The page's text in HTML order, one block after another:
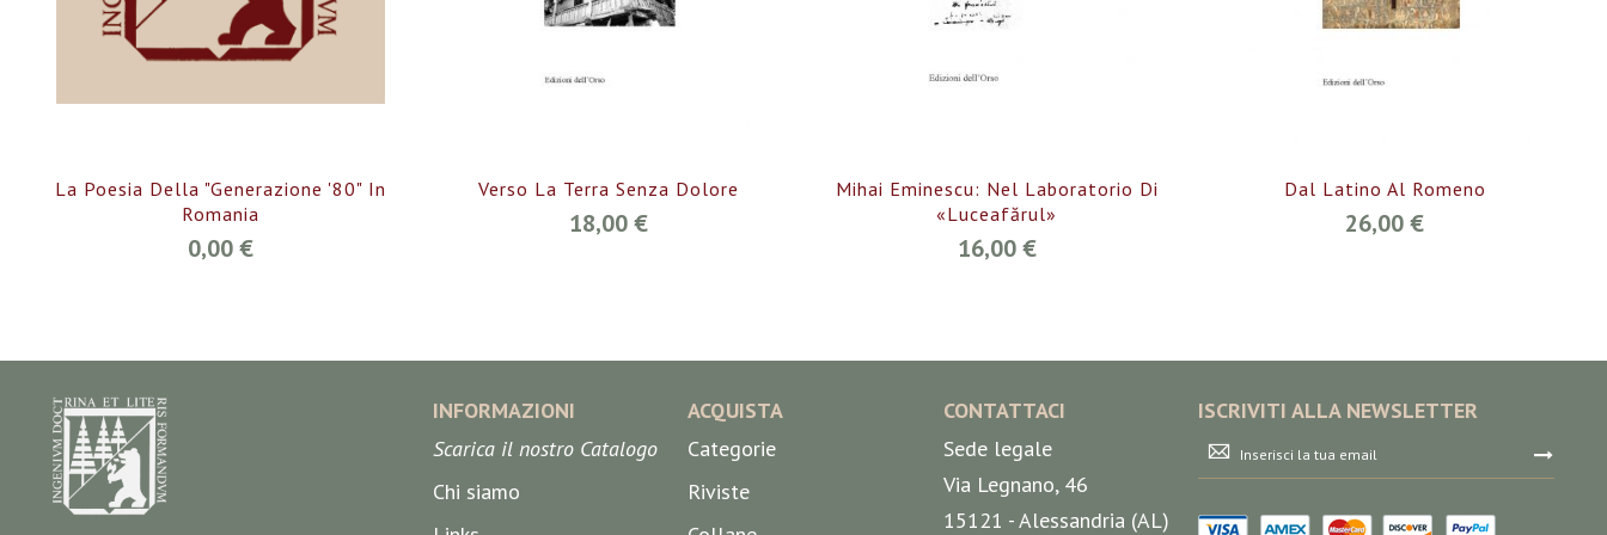
La Poesia Della "Generazione '80" In
Romania
0,00 €
Verso La Terra Senza Dolore
18,00 €
Mihai Eminescu: Nel Laboratorio Di
«Luceafărul»
16,00 €
Dal Latino Al Romeno
26,00 €
INFORMAZIONI
Scarica il nostro Catalogo
Chi siamo
ACQUISTA
Categorie
Riviste
CONTATTACI
Sede legale
Via Legnano, 46
15121 - Alessandria (AL)
ISCRIVITI ALLA NEWSLETTER
Iscriviti
alla
nostra